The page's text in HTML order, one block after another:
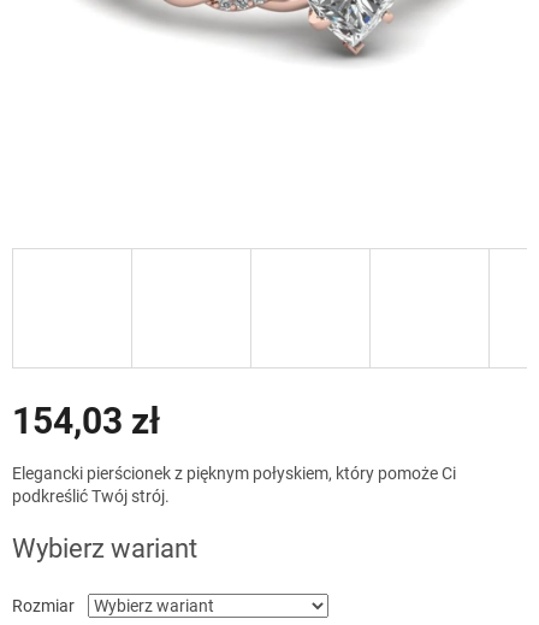
154,03 zł
jednostkowa:
Elegancki pierścionek z pięknym połyskiem, który pomoże Ci
podkreślić Twój strój.
Wybierz wariant
Rozmiar